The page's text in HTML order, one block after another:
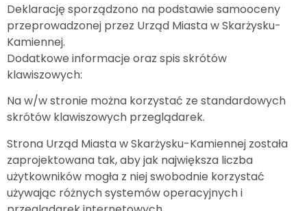
Deklarację sporządzono na podstawie samooceny
przeprowadzonej przez Urząd Miasta w Skarżysku-
Kamiennej.
Dodatkowe informacje oraz spis skrótów
klawiszowych:
Na w/w stronie można korzystać ze standardowych
skrótów klawiszowych przeglądarek.
Strona Urząd Miasta w Skarżysku-Kamiennej została
zaprojektowana tak, aby jak największa liczba
użytkowników mogła z niej swobodnie korzystać
używając różnych systemów operacyjnych i